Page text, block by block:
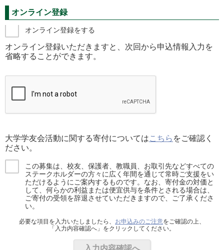
オンライン登録
オンライン登録をする
オンライン登録いただきますと、次回から申込情報入力を
省略することができます。
大学学友会活動に関する寄付についてはこちら をご確認く
ださい。
この募集は、校友、保護者、教職員、お取引先などすべての
ステークホルダーの方々に広く年間を通じて常時ご支援をい
ただけるようにご案内するものです。なお、寄付金の対価と
して、何らかの利益または便宜供与を条件とされる場合は、
ご寄付の受領を辞退させていただきますので、ご了承くださ
い。
必要な項目を入力いたしましたら、 お申込みのご注意をご確認の上、
「入力内容確認へ」をクリックしてください。
入力内容確認へ